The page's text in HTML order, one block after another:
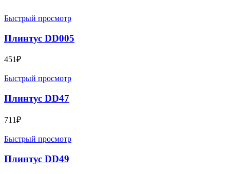
Быстрый просмотр
Плинтус DD005
451₽
Быстрый просмотр
Плинтус DD47
711₽
Быстрый просмотр
Плинтус DD49